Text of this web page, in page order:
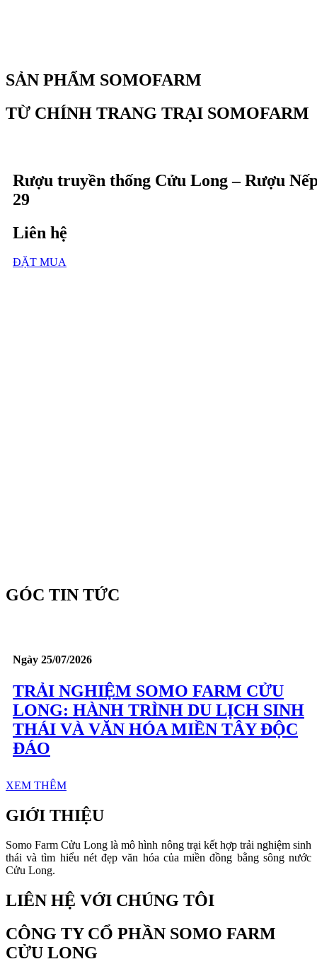
SẢN PHẨM SOMOFARM
TỪ CHÍNH TRANG TRẠI SOMOFARM
Rượu truyền thống Cửu Long – Rượu
29
Liên hệ
ĐẶT MUA
GÓC TIN TỨC
Ngày 25/07/2026
TRẢI NGHIỆM SOMO FARM CỬU
LONG: HÀNH TRÌNH DU LỊCH SINH
THÁI VÀ VĂN HÓA MIỀN TÂY ĐỘC
ĐÁO
XEM THÊM
GIỚI THIỆU
Somo Farm Cửu Long là mô hình nông trại kết hợp trải nghiệm sinh
thái và tìm hiểu nét đẹp văn hóa của miền đồng bằng sông nước
Cửu Long.
LIÊN HỆ VỚI CHÚNG TÔI
CÔNG TY CỔ PHẦN SOMO FARM
CỬU LONG